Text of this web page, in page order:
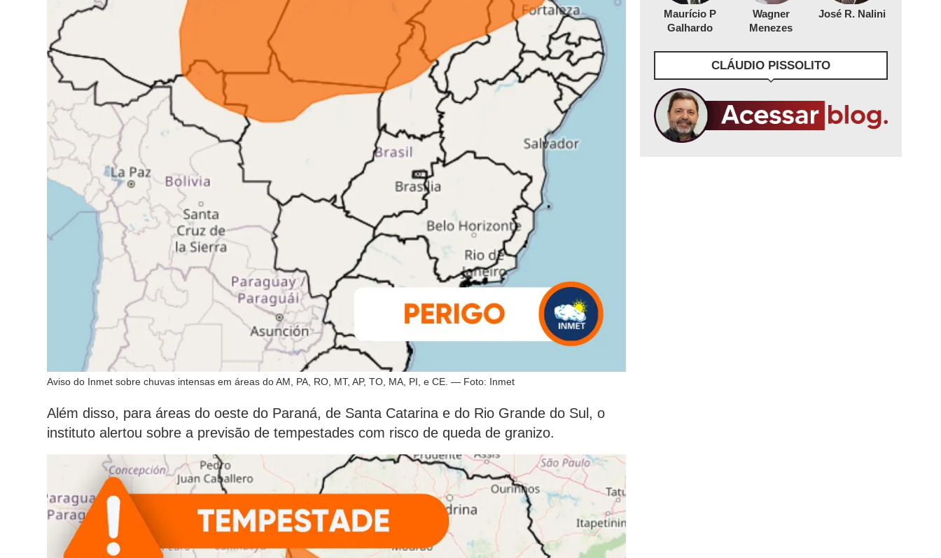
Aviso do Inmet sobre chuvas intensas em áreas do AM, PA, RO, MT, AP, TO, MA, PI, e CE. — Foto: Inmet
Além disso, para áreas do oeste do Paraná, de Santa Catarina e do Rio Grande do Sul, o
instituto alertou sobre a previsão de tempestades com risco de queda de granizo.
Maurício P
Galhardo
Wagner
Menezes
José R. Nalini
CLÁUDIO PISSOLITO